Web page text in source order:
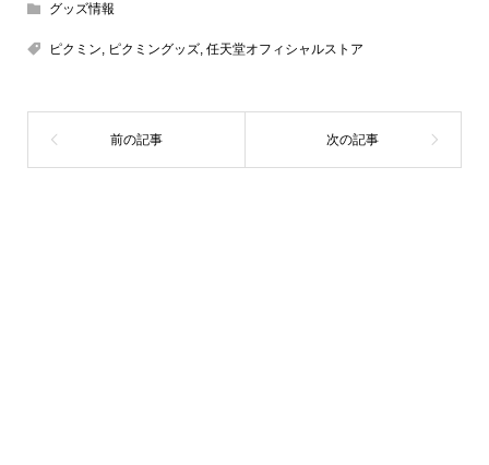
グッズ情報
ピクミン, ピクミングッズ, 任天堂オフィシャルストア